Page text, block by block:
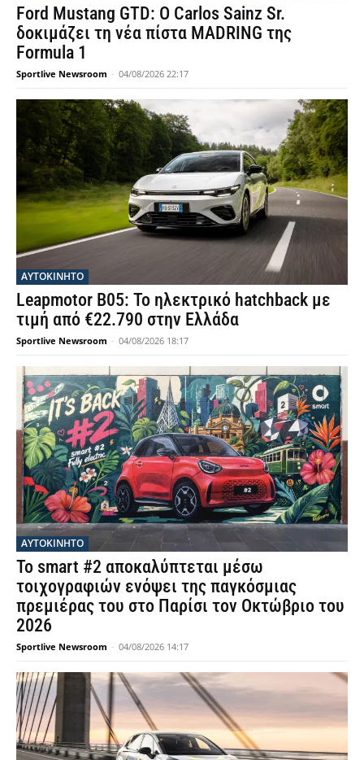
Ford Mustang GTD: Ο Carlos Sainz Sr.
δοκιμάζει τη νέα πίστα MADRING της
Formula 1
Sportlive Newsroom - 04/08/2026 22:17
ΑΥΤΟΚΙΝΗΤΟ
Leapmotor B05: Το ηλεκτρικό hatchback με
τιμή από €22.790 στην Ελλάδα
Sportlive Newsroom - 04/08/2026 18:17
ΑΥΤΟΚΙΝΗΤΟ
Το smart #2 αποκαλύπτεται μέσω
τοιχογραφιών ενόψει της παγκόσμιας
πρεμιέρας του στο Παρίσι τον Οκτώβριο του
2026
Sportlive Newsroom - 04/08/2026 14:17